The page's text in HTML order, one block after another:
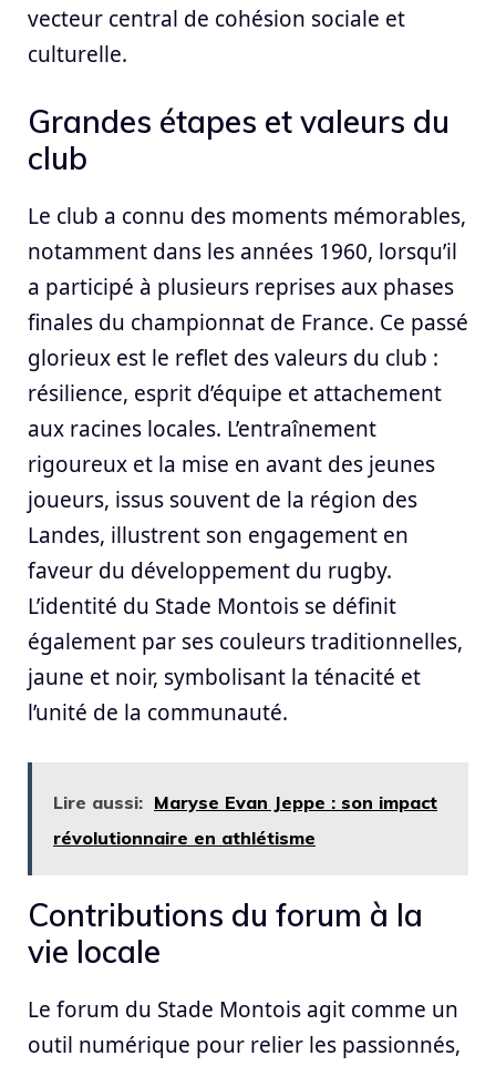
vecteur central de cohésion sociale et
culturelle.
Grandes étapes et valeurs du
club
Le club a connu des moments mémorables,
notamment dans les années 1960, lorsqu’il
a participé à plusieurs reprises aux phases
finales du championnat de France. Ce passé
glorieux est le reflet des valeurs du club :
résilience, esprit d’équipe et attachement
aux racines locales. L’entraînement
rigoureux et la mise en avant des jeunes
joueurs, issus souvent de la région des
Landes, illustrent son engagement en
faveur du développement du rugby.
L’identité du Stade Montois se définit
également par ses couleurs traditionnelles,
jaune et noir, symbolisant la ténacité et
l’unité de la communauté.
Lire aussi: Maryse Evan Jeppe : son impact
révolutionnaire en athlétisme
Contributions du forum à la
vie locale
Le forum du Stade Montois agit comme un
outil numérique pour relier les passionnés,